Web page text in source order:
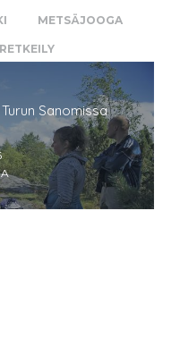
METSÄJOOGA
RETKEILY
Sanomissa